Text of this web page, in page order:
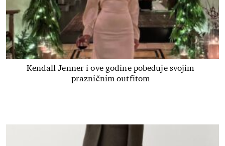
Kendall Jenner i ove godine pobeđuje svojim
prazničnim outfitom